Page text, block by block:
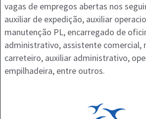
vagas de empregos abertas nos
auxiliar de expedição, auxiliar
manutenção PL, encarregado de
administrativo, assistente comercial,
carreteiro, auxiliar administrativo,
empilhadeira, entre outros.